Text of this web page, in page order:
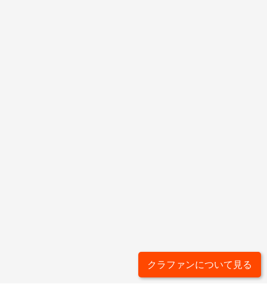
クラファンについて見る